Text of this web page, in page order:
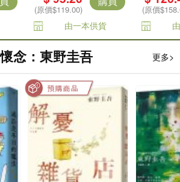
(原價$119.00)
由一本供貨
(原價
念：東野圭吾 更多>